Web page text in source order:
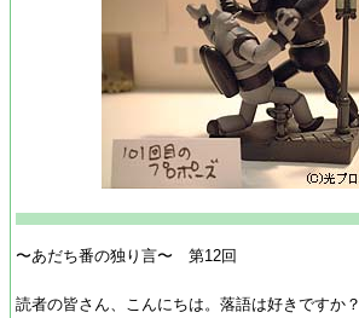
〜あだち番の独り言〜 第12回
読者の皆さん、こんにちは。落語は好きですか？